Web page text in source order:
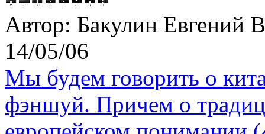
Автор: Бакулин Евгений
14/05/06
Мы будем говорить о
фэншуй. Причем о